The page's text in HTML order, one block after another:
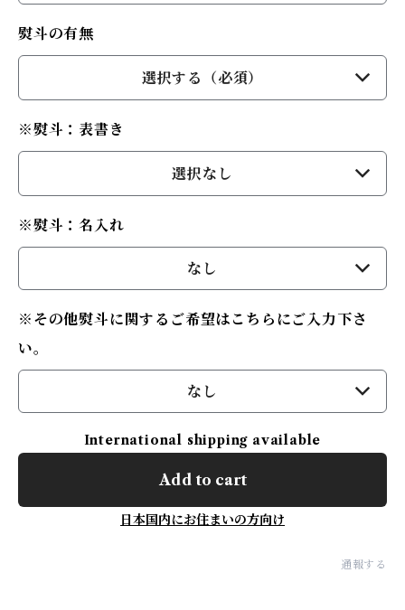
熨斗の有無
選択する（必須）
※熨斗：表書き
選択なし
※熨斗：名入れ
なし
※その他熨斗に関するご希望はこちらにご入力下さ
い。
なし
International shipping available
Add to cart
日本国内にお住まいの方向け
通報する